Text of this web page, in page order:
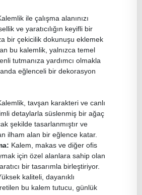
ile çalışma alanınızı
ve yaratıcılığın keyifli bir
bir çekicilik dokunuşu eklemek
bu kalemlik, yalnızca temel
tutmanıza yardımcı olmakla
eğlenceli bir dekorasyon
tavşan karakteri ve canlı
detaylarla süslenmiş bir ağaç
şekilde tasarlanmıştır ve
ilham alan bir eğlence katar.
Kalem, makas ve diğer ofis
için özel alanlara sahip olan
bir tasarımla birleştiriyor.
kaliteli, dayanıklı
bu kalem tutucu, günlük